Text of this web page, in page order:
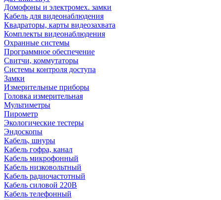
Домофоны и электромех. замки
Кабель для видеонаблюдения
Квадраторы, карты видеозахвата
Комплекты видеонаблюдения
Охранные системы
Программное обеспечение
Свитчи, коммутаторы
Системы контроля доступа
Замки
Измерительные приборы
Головка измерительная
Мультиметры
Пирометр
Экологические тестеры
Эндоскопы
Кабель, шнуры
Кабель гофра, канал
Кабель микрофонный
Кабель низковольтный
Кабель радиочастотный
Кабель силовой 220В
Кабель телефонный